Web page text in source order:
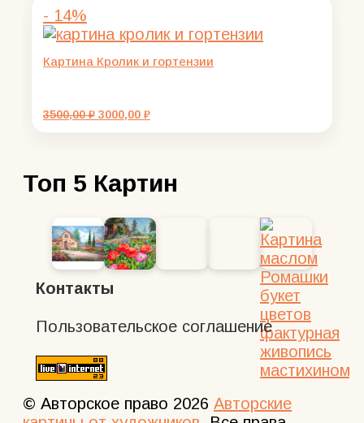
- 14%
Картина Кролик и гортензии
3500,00₽ Первоначальная
3000,00 ₽Текущая
Топ 5 Картин
Контакты
Пользовательское соглашение
© Авторское право 2026 Авторские